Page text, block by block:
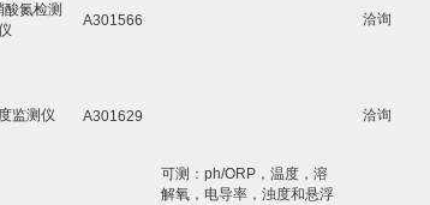
酸氮检测
A301566 洽询
监测仪 A301629 洽询
可测：ph/ORP，温度，溶
解氧，电导率，浊度和悬浮